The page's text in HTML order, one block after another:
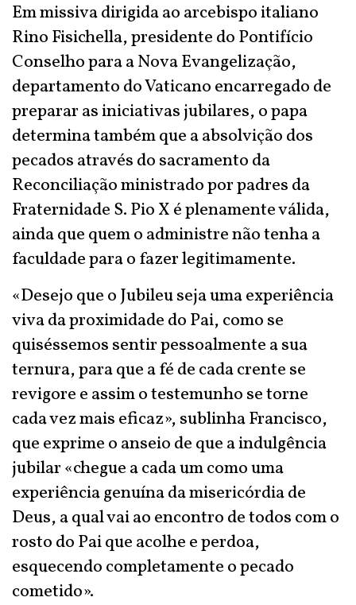
Em missiva dirigida ao arcebispo italiano
Rino Fisichella, presidente do Pontifício
Conselho para a Nova Evangelização,
departamento do Vaticano encarregado de
preparar as iniciativas jubilares, o papa
determina também que a absolvição dos
pecados através do sacramento da
Reconciliação ministrado por padres da
Fraternidade S. Pio X é plenamente válida,
ainda que quem o administre não tenha a
faculdade para o fazer legitimamente.
«Desejo que o Jubileu seja uma experiência
viva da proximidade do Pai, como se
quiséssemos sentir pessoalmente a sua
ternura, para que a fé de cada crente se
revigore e assim o testemunho se torne
cada vez mais eficaz», sublinha Francisco,
que exprime o anseio de que a indulgência
jubilar «chegue a cada um como uma
experiência genuína da misericórdia de
Deus, a qual vai ao encontro de todos com o
rosto do Pai que acolhe e perdoa,
esquecendo completamente o pecado
cometido».